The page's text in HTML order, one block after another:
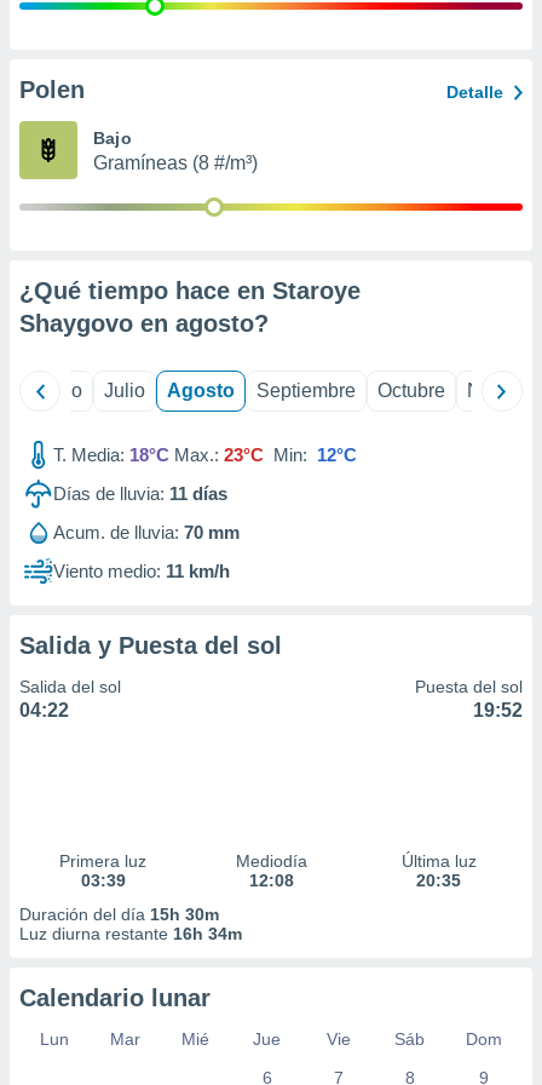
e
publicidad
Polen Detalle
Bajo
Gramíneas (8 #/m³)
¿Qué tiempo hace en Staroye
Shaygovo en agosto?
Junio Julio Agosto Septiembre Octubre
T. Media: 18°C Max.: 23°C Min: 12°C
Días de lluvia: 11 días
Acum. de lluvia: 70 mm
Viento medio: 11 km/h
Salida y Puesta del sol
Salida del sol
04:22
Puesta del sol
19:52
Primera luz
03:39
Mediodía
12:08
Última luz
20:35
Duración del día 15h 30m
Luz diurna restante 16h 34m
Calendario lunar
Lun Mar Mié Jue Vie Sáb
Dom
6
7 8 9